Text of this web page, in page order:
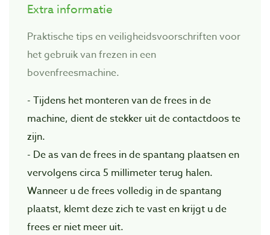
Extra informatie
Praktische tips en veiligheidsvoorschriften voor
het gebruik van frezen in een
bovenfreesmachine.
- Tijdens het monteren van de frees in de
machine, dient de stekker uit de contactdoos te
zijn.
- De as van de frees in de spantang plaatsen en
vervolgens circa 5 millimeter terug halen.
Wanneer u de frees volledig in de spantang
plaatst, klemt deze zich te vast en krijgt u de
frees er niet meer uit.